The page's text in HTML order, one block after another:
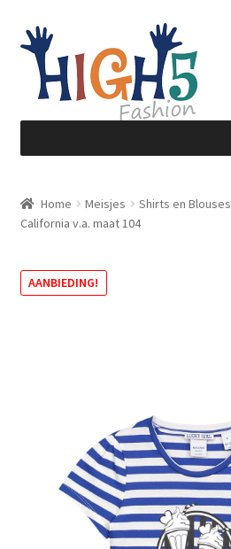
Ga
door
naar
navigatie
Ga
direct
naar
inhoud
Home Meisjes Shirts en Blouses
California v.a. maat 104
AANBIEDING!